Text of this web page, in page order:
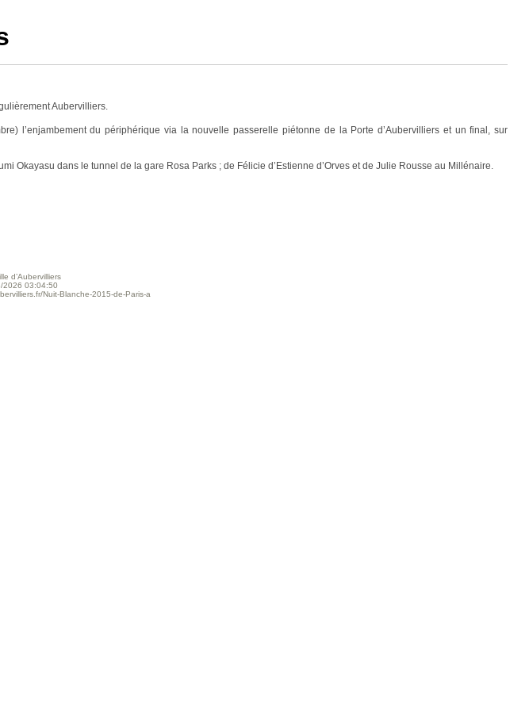
Aubervilliers.
l’enjambement du périphérique via la nouvelle passerelle piétonne de la Porte d’Aubervilliers et un final, sur
Okayasu dans le tunnel de la gare Rosa Parks ; de Félicie d’Estienne d’Orves et de Julie Rousse au Millénaire.
d’Aubervilliers
2026 03:04:50
Nuit-Blanche-2015-de-Paris-a